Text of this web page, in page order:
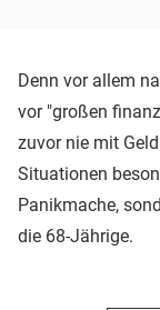
Denn vor allem
vor "großen
zuvor nie mit
Situationen
Panikmache,
die 68-Jährige.